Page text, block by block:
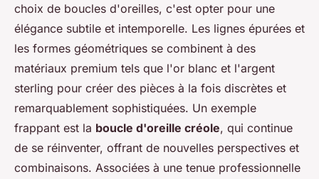
choix de boucles d'oreilles, c'est opter pour une
élégance subtile et intemporelle. Les lignes épurées et
les formes géométriques se combinent à des
matériaux premium tels que l'or blanc et l'argent
sterling pour créer des pièces à la fois discrètes et
remarquablement sophistiquées. Un exemple
frappant est la boucle d'oreille créole, qui continue
de se réinventer, offrant de nouvelles perspectives et
combinaisons. Associées à une tenue professionnelle